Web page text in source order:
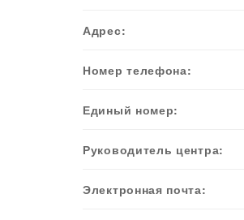
Адрес:
Номер телефона:
Единый номер:
Руководитель центра:
Электронная почта: